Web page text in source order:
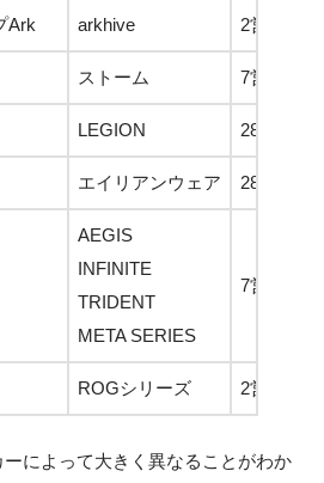
Ark arkhive 2営業日
ストーム 7営業日
LEGION 28営業日
エイリアンウェア 28営業日
AEGIS
INFINITE
TRIDENT
META SERIES
7営業日
ROGシリーズ 2営業日
によって大きく異なることがわか